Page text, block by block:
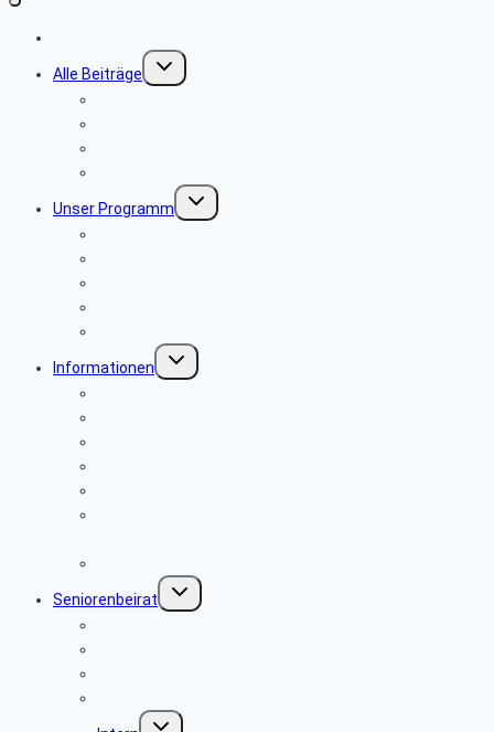
Alle Beiträge
Untermenü
umschalten
Unser Programm
Untermenü
umschalten
Informationen
Untermenü
umschalten
Seniorenbeirat
Untermenü
umschalten
Untermenü